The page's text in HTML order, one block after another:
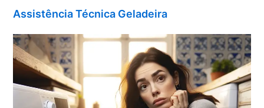
Assistência Técnica Geladeira